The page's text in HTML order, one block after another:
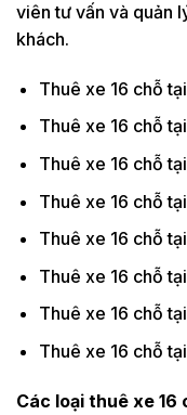
viên tư vấn và quản
khách.
Thuê xe 16 chỗ
Thuê xe 16 chỗ
Thuê xe 16 chỗ
Thuê xe 16 chỗ
Thuê xe 16 chỗ
Thuê xe 16 chỗ
Thuê xe 16 chỗ
Thuê xe 16 chỗ
Các loại thuê xe 16